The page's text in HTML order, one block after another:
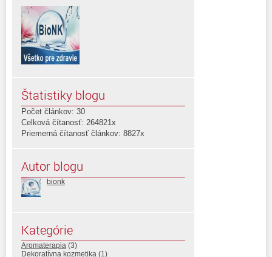
Štatistiky blogu
Počet článkov: 30
Celková čítanosť: 264821x
Priemerná čítanosť článkov: 8827x
Autor blogu
bionk
Kategórie
Aromaterapia (3)
Dekoratívna kozmetika (1)